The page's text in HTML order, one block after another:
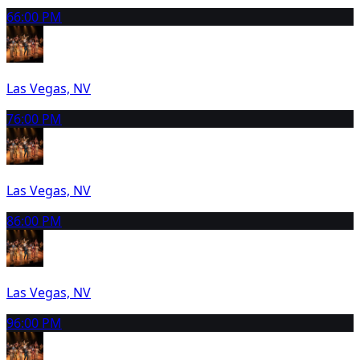
66:00 PM
Las Vegas, NV
76:00 PM
Las Vegas, NV
86:00 PM
Las Vegas, NV
96:00 PM